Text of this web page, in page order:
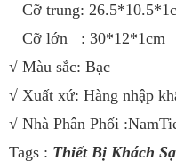
Cỡ trung:
Cỡ lớn : 30*12*1cm
√ Màu sắc: Bạc
√ Xuất xứ: Hàng nhập
√ Nhà Phân Phối
Tags : Thiết Bị Khách